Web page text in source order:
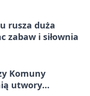
rusza duża
zabaw i siłownia
Komuny
utwory